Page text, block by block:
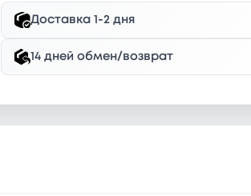
Доставка 1-2 дня
14 дней обмен/возврат